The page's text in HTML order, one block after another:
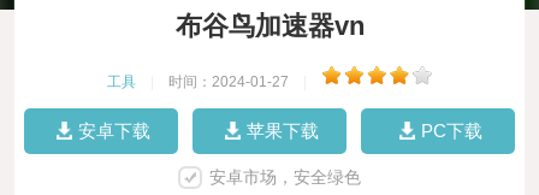
布谷鸟加速器vn
工具 时间：2024-01-27
安卓下载 苹果下载 PC下载
安卓市场，安全绿色